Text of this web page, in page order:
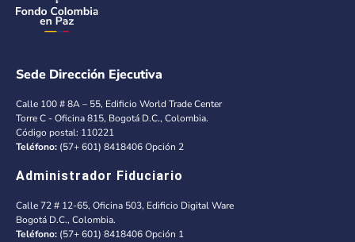
Sede Dirección Ejecutiva
Calle 100 # 8A – 55, Edificio World Trade Center
Torre C - Oficina 815, Bogotá D.C., Colombia.
Código postal: 110221
Teléfono: (57+ 601) 8418406 Opción 2
Administrador Fiduciario
Calle 72 # 12-65, Oficina 503, Edificio Digital Ware
Bogotá D.C., Colombia.
Teléfono: (57+ 601) 8418406 Opción 1